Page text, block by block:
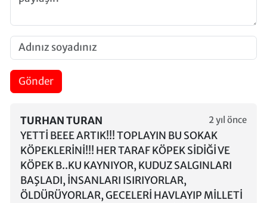
Gönder
TURHAN TURAN 2 yıl önce
YETTİ BEEE ARTIK!!! TOPLAYIN BU SOKAK
KÖPEKLERİNİ!!! HER TARAF KÖPEK SİDİĞİ VE
KÖPEK B..KU KAYNIYOR, KUDUZ SALGINLARI
BAŞLADI, İNSANLARI ISIRIYORLAR,
ÖLDÜRÜYORLAR, GECELERİ HAVLAYIP MİLLETİ